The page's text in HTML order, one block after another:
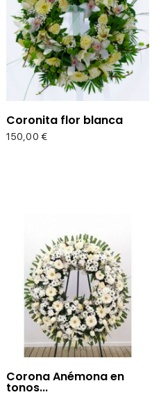
Coronita flor blanca
Precio
150,00 €
Corona Anémona en
tonos...